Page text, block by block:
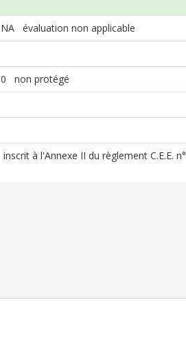
NA évaluation non applicable
0 non protégé
inscrit à l'Annexe II du règlement C.E.E.